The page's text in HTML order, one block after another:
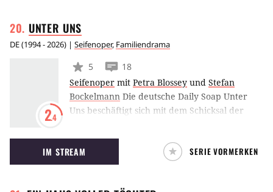
bleiben.
UNTER UNS
DE(1994 - 2026) | Seifenoper, Familiendrama
2.4
5
18
Seifenoper mit Petra Blossey und Stefan
Bockelmann Die deutsche Daily Soap Unter
Uns beschäftigt sich mit dem Schicksal der
Serie startete 1994 bei RTL und ist auch beim
Streamingdienst TVNOW zu sehen.
IM STREAM SERIE VORMERKEN